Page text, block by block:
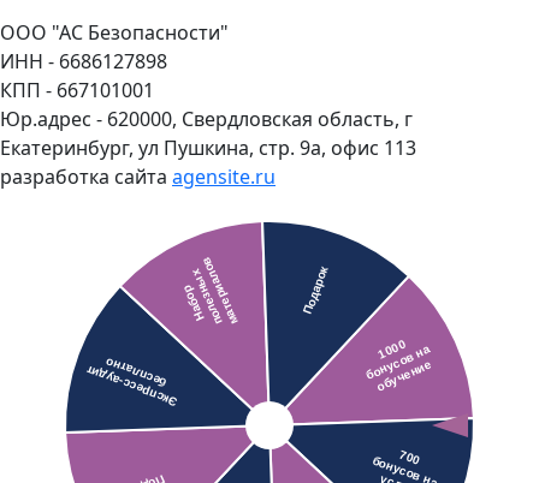
ООО "АС Безопасности"
ИНН - 6686127898
КПП - 667101001
Юр.адрес - 620000, Свердловская область, г
Екатеринбург, ул Пушкина, стр. 9а, офис 113
разработка сайта agensite.ru